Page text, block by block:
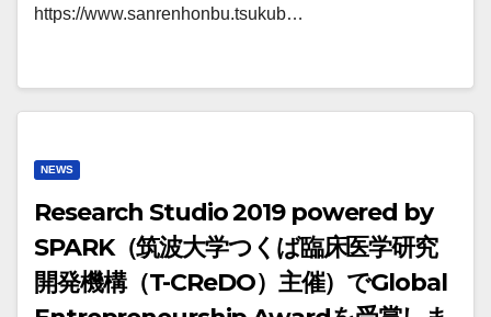
https://www.sanrenhonbu.tsukub…
NEWS
Research Studio 2019 powered by
SPARK（筑波大学つくば臨床医学研究
開発機構（T-CReDO）主催）でGlobal